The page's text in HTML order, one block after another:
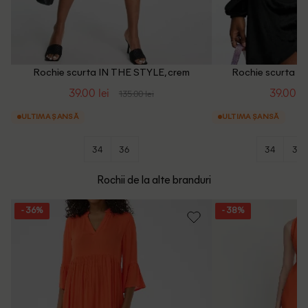
Rochie scurta IN THE STYLE, crem
39.00 lei 135.00 lei
ULTIMA ȘANSĂ
34 36
Rochie scurta
39.00
ULTIMA ȘANSĂ
34 36
Rochii de la alte branduri
- 36% - 38%